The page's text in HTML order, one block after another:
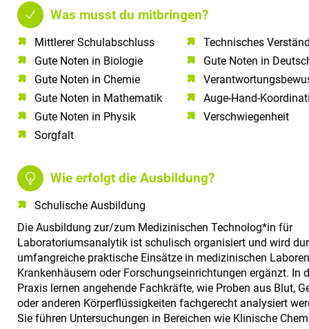
Was musst du mitbringen?
Mittlerer Schulabschluss​
Gute Noten in Biologie​
Gute Noten in Chemie​
Gute Noten in Mathematik​
Gute Noten in Physik​
Sorgfalt​
Technisches
Gute Noten in
Auge-Hand-
Verschwiegenheit
Wie erfolgt die Ausbildung?
Schulische Ausbildung
Die Ausbildung zur/zum Medizinischen Technolog*in für
Laboratoriumsanalytik ist schulisch organisiert und wird
umfangreiche praktische Einsätze in medizinischen
Krankenhäusern oder Forschungseinrichtungen ergänzt. In
Praxis lernen angehende Fachkräfte, wie Proben aus Blut,
oder anderen Körperflüssigkeiten fachgerecht analysiert
Sie führen Untersuchungen in Bereichen wie Klinische